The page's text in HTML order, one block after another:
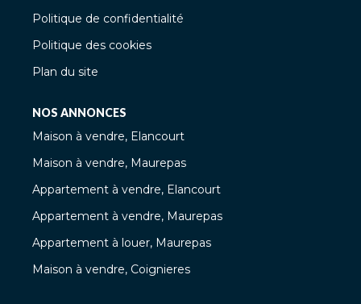
Politique de confidentialité
Politique des cookies
Plan du site
NOS ANNONCES
Maison à vendre, Elancourt
Maison à vendre, Maurepas
Appartement à vendre, Elancourt
Appartement à vendre, Maurepas
Appartement à louer, Maurepas
Maison à vendre, Coignieres